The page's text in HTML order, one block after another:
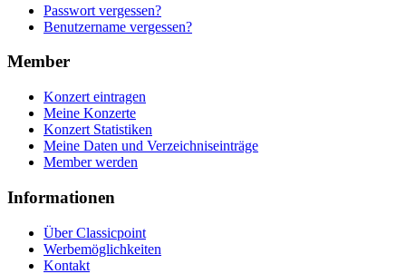
Passwort vergessen?
Benutzername vergessen?
Member
Konzert eintragen
Meine Konzerte
Konzert Statistiken
Meine Daten und Verzeichniseinträge
Member werden
Informationen
Über Classicpoint
Werbemöglichkeiten
Kontakt